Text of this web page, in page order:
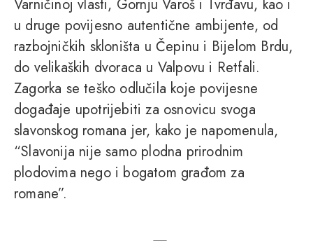
Varničinoj vlasti, Gornju Varoš i Tvrđavu, kao i
u druge povijesno autentične ambijente, od
razbojničkih skloništa u Čepinu i Bijelom Brdu,
do velikaških dvoraca u Valpovu i Retfali.
Zagorka se teško odlučila koje povijesne
događaje upotrijebiti za osnovicu svoga
slavonskog romana jer, kako je napomenula,
“Slavonija nije samo plodna prirodnim
plodovima nego i bogatom građom za
romane”.